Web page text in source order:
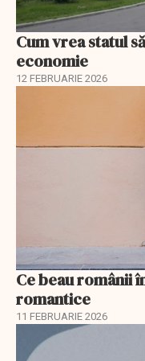
Cum vrea statul
economie
12 FEBRUARIE 2026
Ce beau românii
romantice
11 FEBRUARIE 2026